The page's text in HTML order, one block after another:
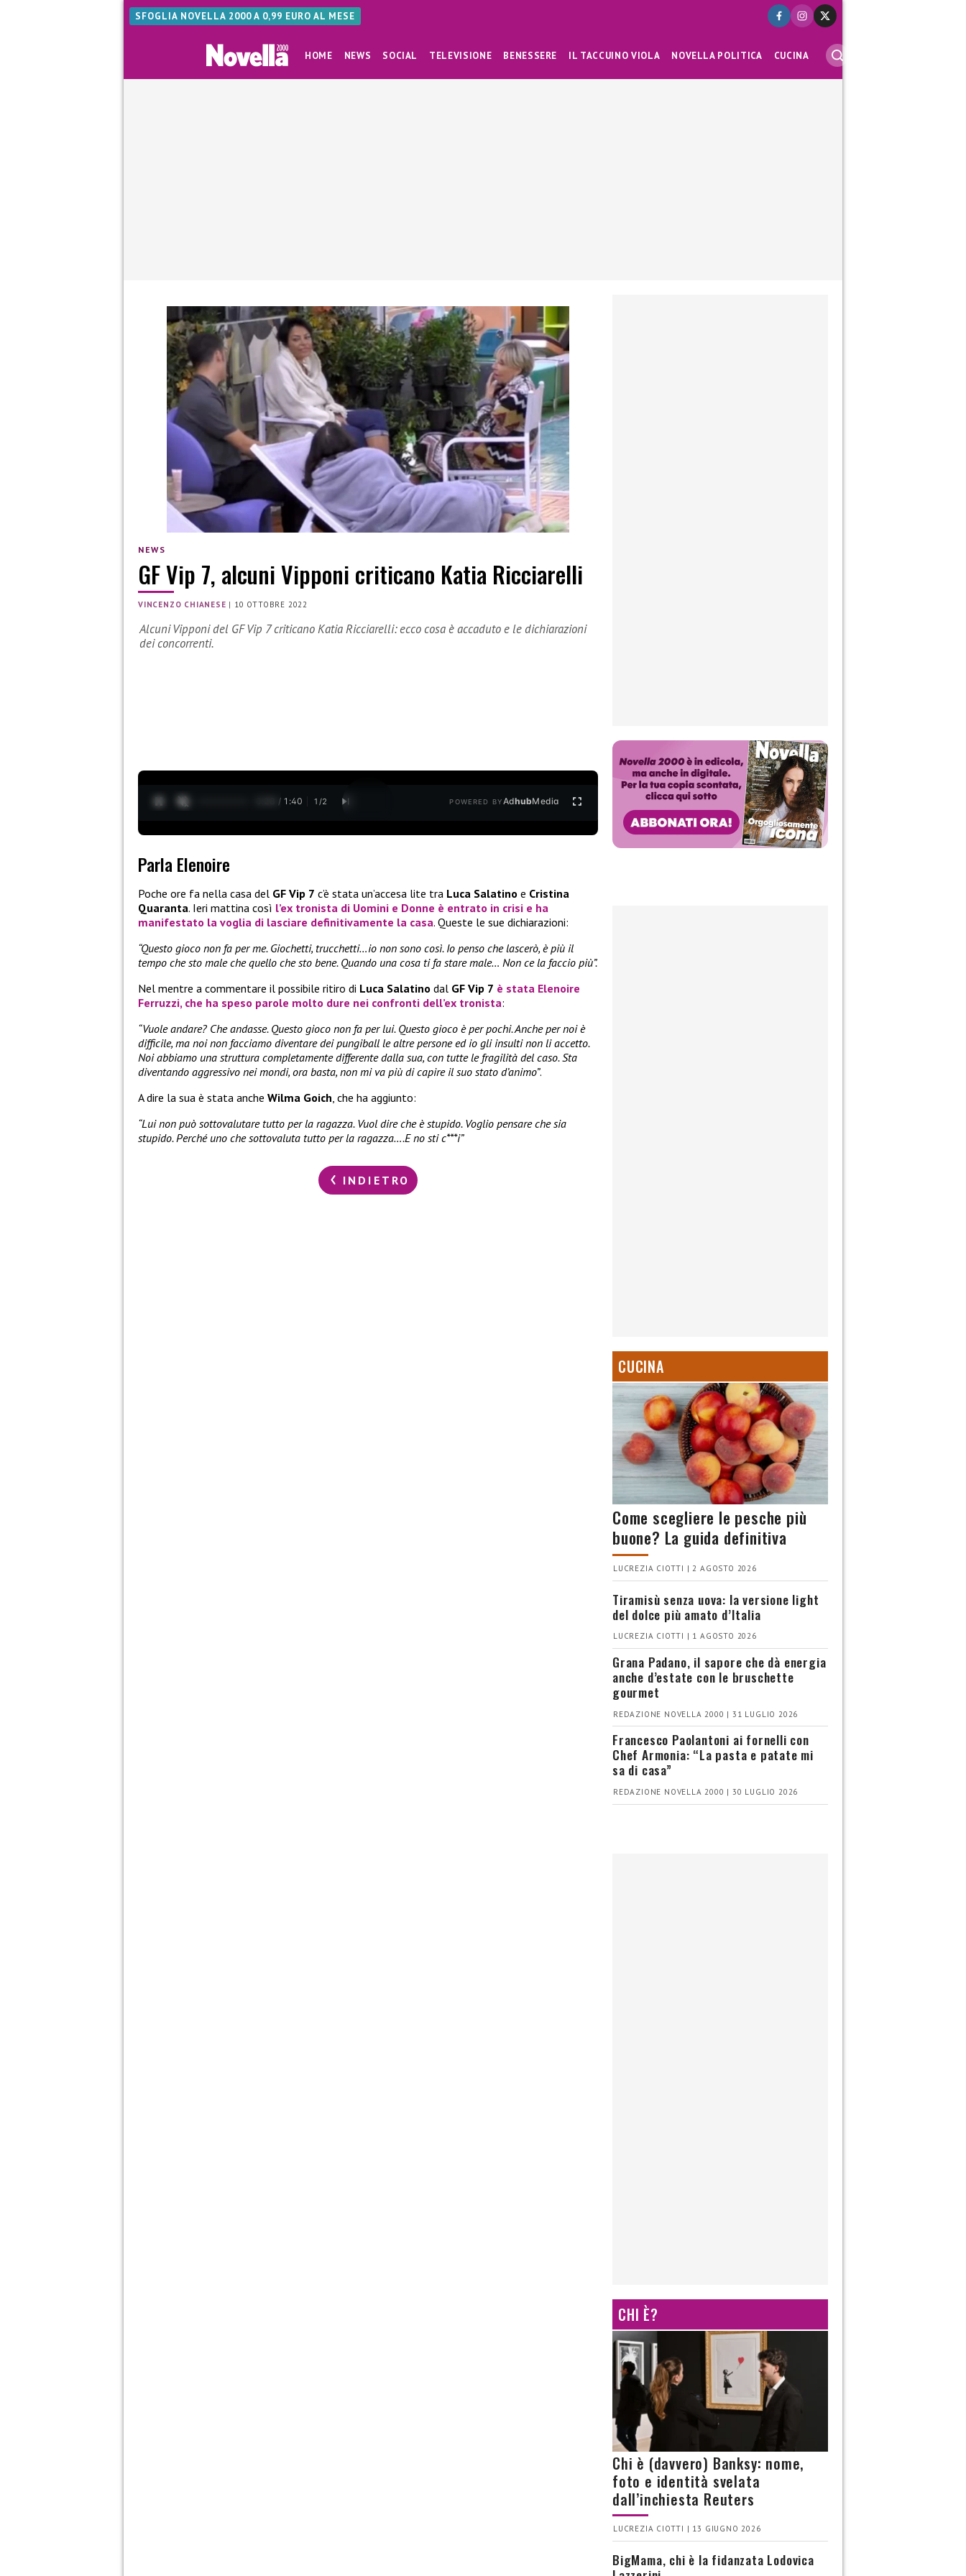
SFOGLIA NOVELLA 2000 A 0,99 EURO AL MESE
HOME NEWS SOCIAL TELEVISIONE BENESSERE IL TACCUINO VIOLA NOVELLA POLITICA CUCINA
NEWS
GF Vip 7, alcuni Vipponi criticano Katia Ricciarelli
VINCENZO CHIANESE | 10 OTTOBRE 2022
Alcuni Vipponi del GF Vip 7 criticano Katia Ricciarelli: ecco cosa è accaduto e le dichiarazioni
dei concorrenti.
0:29 / 1:40 1 /2 POWERED BYAdhubMedia
Parla Elenoire
Poche ore fa nella casa del GF Vip 7 c’è stata un’accesa lite tra Luca Salatino e Cristina
Quaranta. Ieri mattina così l’ex tronista di Uomini e Donne è entrato in crisi e ha
manifestato la voglia di lasciare definitivamente la casa. Queste le sue dichiarazioni:
“Questo gioco non fa per me. Giochetti, trucchetti…io non sono così. Io penso che lascerò, è più il
tempo che sto male che quello che sto bene. Quando una cosa ti fa stare male… Non ce la faccio più”.
Nel mentre a commentare il possibile ritiro di Luca Salatino dal GF Vip 7 è stata Elenoire
Ferruzzi, che ha speso parole molto dure nei confronti dell’ex tronista:
“Vuole andare? Che andasse. Questo gioco non fa per lui. Questo gioco è per pochi. Anche per noi è
difficile, ma noi non facciamo diventare dei pungiball le altre persone ed io gli insulti non li accetto.
Noi abbiamo una struttura completamente differente dalla sua, con tutte le fragilità del caso. Sta
diventando aggressivo nei mondi, ora basta, non mi va più di capire il suo stato d’animo”.
A dire la sua è stata anche Wilma Goich, che ha aggiunto:
“Lui non può sottovalutare tutto per la ragazza. Vuol dire che è stupido. Voglio pensare che sia
stupido. Perché uno che sottovaluta tutto per la ragazza….E no sti c***i”
INDIETRO
CUCINA
Come scegliere le pesche più
buone? La guida definitiva
LUCREZIA CIOTTI | 2 AGOSTO 2026
Tiramisù senza uova: la versione light
del dolce più amato d’Italia
LUCREZIA CIOTTI | 1 AGOSTO 2026
Grana Padano, il sapore che dà energia
anche d’estate con le bruschette
gourmet
REDAZIONE NOVELLA 2000 | 31 LUGLIO 2026
Francesco Paolantoni ai fornelli con
Chef Armonia: “La pasta e patate mi
sa di casa”
REDAZIONE NOVELLA 2000 | 30 LUGLIO 2026
CHI È?
Chi è (davvero) Banksy: nome,
foto e identità svelata
dall’inchiesta Reuters
LUCREZIA CIOTTI | 13 GIUGNO 2026
BigMama, chi è la fidanzata Lodovica